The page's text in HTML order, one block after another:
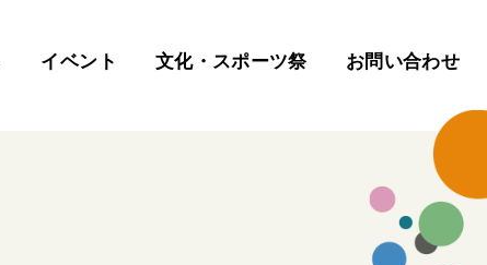
イベント 文化・スポーツ祭 お問い合わせ